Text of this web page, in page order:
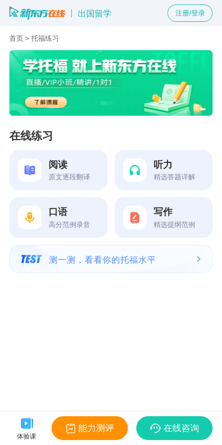
出国留学 注册/登录
首页 >托福练习
在线练习
阅读
原文逐段翻译
听力
精选答题详解
口语
高分范例录音
写作
精选提纲范例
测一测，看看你的托福水平
体验课
能力测评 在线咨询